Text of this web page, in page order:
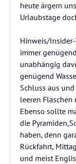
heute ärgern
Urlaubstage
Hinweis/
immer
unabhängig
genügend
Schluss aus
leeren
Ebenso sollte
die
haben, denn
Rückfahrt,
und meist